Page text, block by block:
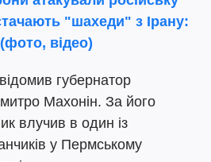
"шахеди" з Ірану:
відео)
губернатор
Махонін. За його
влучив в один із
у Пермському